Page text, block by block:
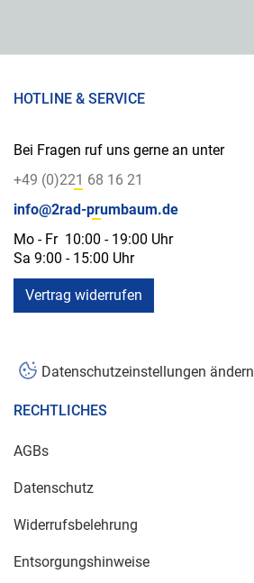
HOTLINE & SERVICE
Bei Fragen ruf uns gerne an unter
+49 (0)221 68 16 21
info@2rad-prumbaum.de
Mo - Fr 10:00 - 19:00 Uhr
Sa 9:00 - 15:00 Uhr
Vertrag widerrufen
Datenschutzeinstellungen ändern
RECHTLICHES
AGBs
Datenschutz
Widerrufsbelehrung
Entsorgungshinweise